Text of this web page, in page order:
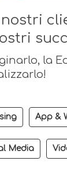
la
App &
Media